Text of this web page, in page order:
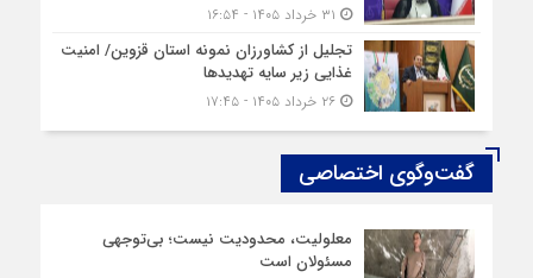
تجلیل از کشاورزان نمونه استان قزوین/ امنیت
غذایی زیر سایه تهدیدها
۲۶ خرداد ۱۴۰۵ - ۱۷:۴۵
گفت‌وگوی اختصاصی
معلولیت، محدودیت نیست؛ بی‌توجهی
مسئولان است